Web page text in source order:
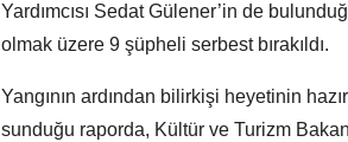
Yardımcısı Sedat Gülener’in de
olmak üzere 9 şüpheli serbest bırakıldı.
Yangının ardından bilirkişi heyetinin
sunduğu raporda, Kültür ve Turizm